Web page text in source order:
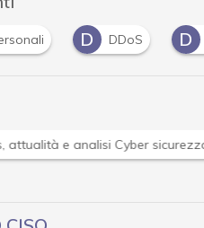
DDoS
News, attualità e